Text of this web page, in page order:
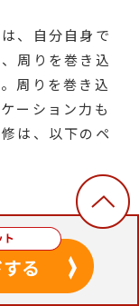
、自分自身で
周りを巻き込
周りを巻き込
ーション力も
は、以下のペ
交渉する場面